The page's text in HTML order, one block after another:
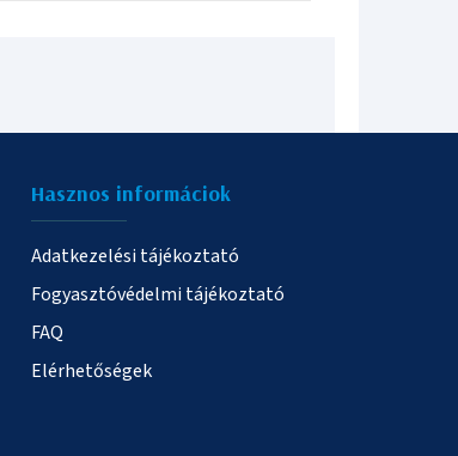
Hasznos informáciok
Adatkezelési tájékoztató
Fogyasztóvédelmi tájékoztató
FAQ
Elérhetőségek